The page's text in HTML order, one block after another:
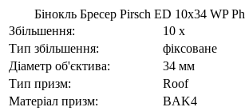
Бінокль Бресер Pirsch ED 10x34 WP
Збільшення:
10 x
Тип збільшення:
фіксоване
Діаметр об'єктива:
34 мм
Тип призм:
Roof
Матеріал призм:
BAK4